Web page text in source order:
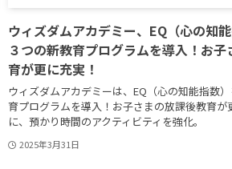
ウィズダムアカデミー、EQ（心の知
３つの新教育プログラムを導入！お
育が更に充実！
ウィズダムアカデミーは、EQ（心の知能指数
育プログラムを導入！お子さまの放課後教育が
に、預かり時間のアクティビティを強化。
2025年3月31日